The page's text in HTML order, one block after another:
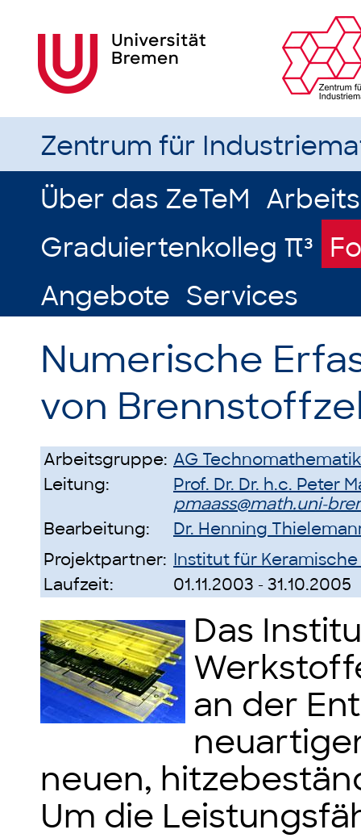
Zentrum für
Über das ZeTeM
Graduiertenkolleg π³
Angebote Services
Numerische
von
Arbeitsgruppe: AG Technomathematik
Leitung:
Prof. Dr. Dr. h.c. Peter
pmaass@math.uni-
Bearbeitung:
Dr. Henning
Projektpartner: Institut für
Laufzeit:
01.11.2003 - 31.10.2005
Das
an der
neuen,
Um die